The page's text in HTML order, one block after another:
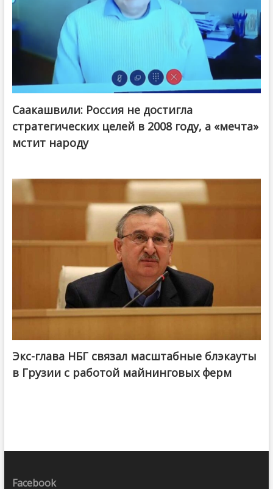
Саакашвили: Россия не достигла
стратегических целей в 2008 году, а «мечта»
мстит народу
Экс-глава НБГ связал масштабные блэкауты
в Грузии с работой майнинговых ферм
Facebook